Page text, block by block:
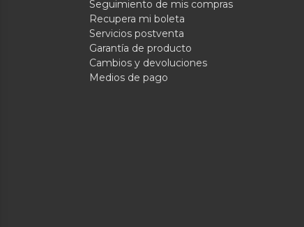
Seguimiento de mis compras
Recupera mi boleta
Servicios postventa
Garantía de producto
Cambios y devoluciones
Medios de pago